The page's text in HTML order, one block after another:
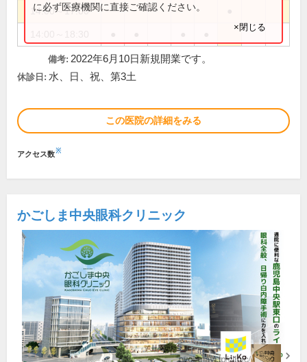
14:00～17:00
に必ず医療機関に直接ご確認ください。
×閉じる
備考: 2022年6月10日新規開業です。
休診日: 水、日、祝、第3土
この医院の詳細をみる
アクセス数※
かごしま中央眼科クリニック